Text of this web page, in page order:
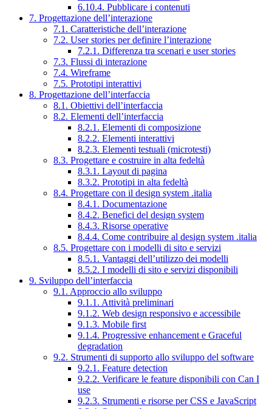
6.10.4. Pubblicare i contenuti
7. Progettazione dell’interazione
7.1. Caratteristiche dell’interazione
7.2. User stories per definire l’interazione
7.2.1. Differenza tra scenari e user stories
7.3. Flussi di interazione
7.4. Wireframe
7.5. Prototipi interattivi
8. Progettazione dell’interfaccia
8.1. Obiettivi dell’interfaccia
8.2. Elementi dell’interfaccia
8.2.1. Elementi di composizione
8.2.2. Elementi interattivi
8.2.3. Elementi testuali (microtesti)
8.3. Progettare e costruire in alta fedeltà
8.3.1. Layout di pagina
8.3.2. Prototipi in alta fedeltà
8.4. Progettare con il design system .italia
8.4.1. Documentazione
8.4.2. Benefici del design system
8.4.3. Risorse operative
8.4.4. Come contribuire al design system .italia
8.5. Progettare con i modelli di sito e servizi
8.5.1. Vantaggi dell’utilizzo dei modelli
8.5.2. I modelli di sito e servizi disponibili
9. Sviluppo dell’interfaccia
9.1. Approccio allo sviluppo
9.1.1. Attività preliminari
9.1.2. Web design responsivo e accessibile
9.1.3. Mobile first
9.1.4. Progressive enhancement e Graceful
degradation
9.2. Strumenti di supporto allo sviluppo del software
9.2.1. Feature detection
9.2.2. Verificare le feature disponibili con Can I
use
9.2.3. Strumenti e risorse per CSS e JavaScript